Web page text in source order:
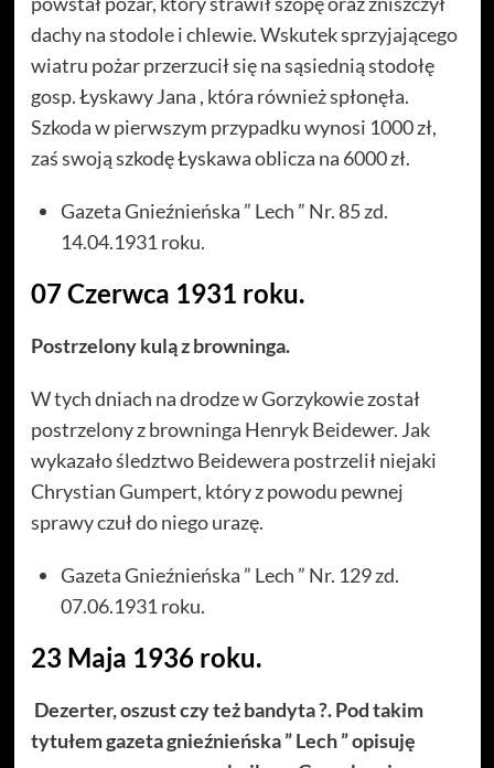
dachy na stodole i chlewie. Wskutek sprzyjającego
wiatru pożar przerzucił się na sąsiednią stodołę
gosp. Łyskawy Jana , która również spłonęła.
Szkoda w pierwszym przypadku wynosi 1000 zł,
zaś swoją szkodę Łyskawa oblicza na 6000 zł.
Gazeta Gnieźnieńska ” Lech ” Nr. 85 zd.
14.04.1931 roku.
07 Czerwca 1931 roku.
Postrzelony kulą z browninga.
W tych dniach na drodze w Gorzykowie został
postrzelony z browninga Henryk Beidewer. Jak
wykazało śledztwo Beidewera postrzelił niejaki
Chrystian Gumpert, który z powodu pewnej
sprawy czuł do niego urazę.
Gazeta Gnieźnieńska ” Lech ” Nr. 129 zd.
07.06.1931 roku.
23 Maja 1936 roku.
Dezerter, oszust czy też bandyta ?. Pod takim
tytułem gazeta gnieźnieńska ” Lech ” opisuję